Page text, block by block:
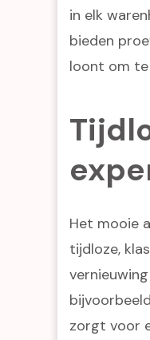
in elk
bieden
loont om te
Het mooie
tijdloze,
zorgt voor